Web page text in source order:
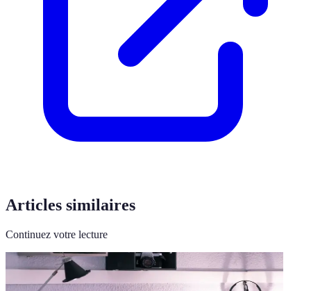
Articles similaires
Continuez votre lecture